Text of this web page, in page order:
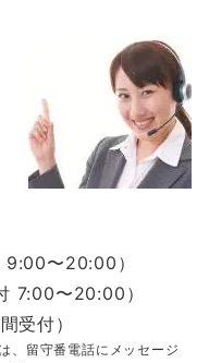
〜20:00）
7:00〜20:00）
受付）
、留守番電話にメッセージ